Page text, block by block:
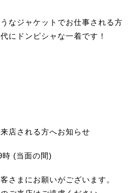
なジャケットでお仕事される方
にドンピシャな一着です！
店される方へお知らせ
時 (当面の間)
さまにお願いがございます。